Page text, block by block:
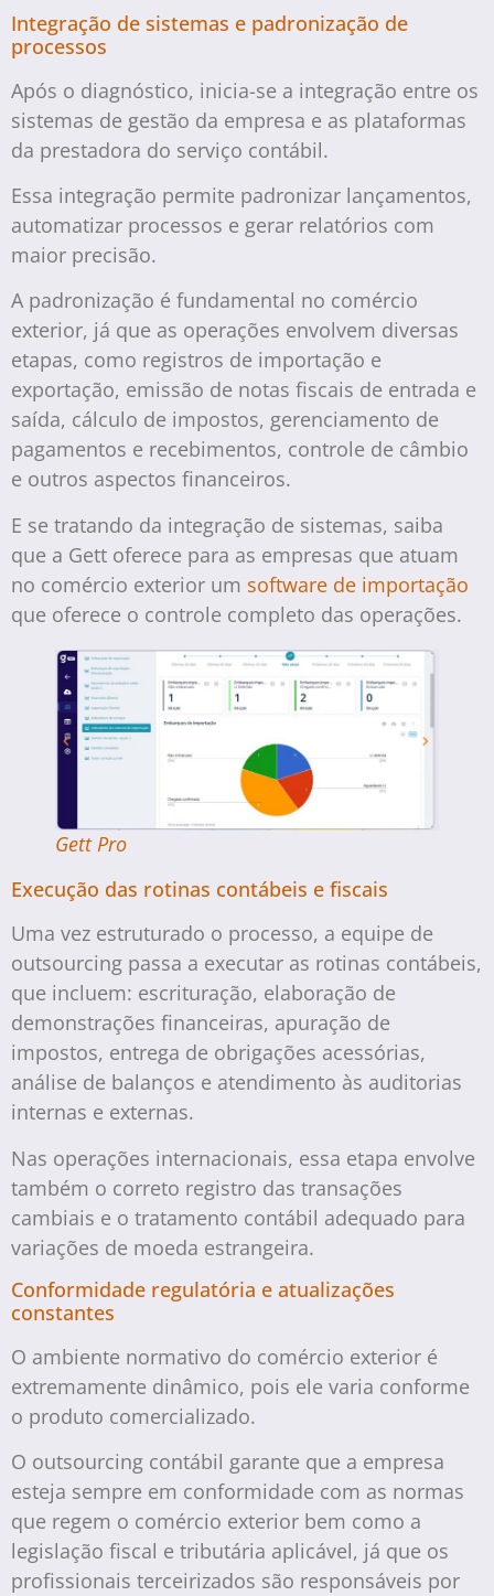
Integração de sistemas e padronização de
processos
Após o diagnóstico, inicia-se a integração entre os
sistemas de gestão da empresa e as plataformas
da prestadora do serviço contábil.
Essa integração permite padronizar lançamentos,
automatizar processos e gerar relatórios com
maior precisão.
A padronização é fundamental no comércio
exterior, já que as operações envolvem diversas
etapas, como registros de importação e
exportação, emissão de notas fiscais de entrada e
saída, cálculo de impostos, gerenciamento de
pagamentos e recebimentos, controle de câmbio
e outros aspectos financeiros.
E se tratando da integração de sistemas, saiba
que a Gett oferece para as empresas que atuam
no comércio exterior um software de importação
que oferece o controle completo das operações.
Gett Pro
Execução das rotinas contábeis e fiscais
Uma vez estruturado o processo, a equipe de
outsourcing passa a executar as rotinas contábeis,
que incluem: escrituração, elaboração de
demonstrações financeiras, apuração de
impostos, entrega de obrigações acessórias,
análise de balanços e atendimento às auditorias
internas e externas.
Nas operações internacionais, essa etapa envolve
também o correto registro das transações
cambiais e o tratamento contábil adequado para
variações de moeda estrangeira.
Conformidade regulatória e atualizações
constantes
O ambiente normativo do comércio exterior é
extremamente dinâmico, pois ele varia conforme
o produto comercializado.
O outsourcing contábil garante que a empresa
esteja sempre em conformidade com as normas
que regem o comércio exterior bem como a
legislação fiscal e tributária aplicável, já que os
profissionais terceirizados são responsáveis por